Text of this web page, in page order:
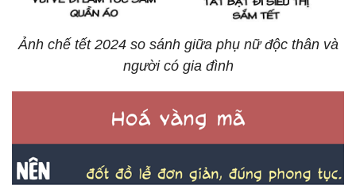
Ảnh chế tết 2024 so sánh giữa phụ nữ độc thân và
người có gia đình